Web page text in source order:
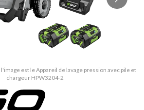
est le Appareil de lavage pression avec pile et
chargeur HPW3204-2